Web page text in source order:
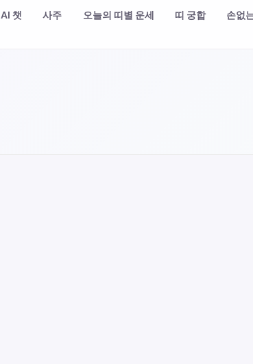
AI 챗 사주 오늘의 띠별 운세 띠 궁합 손없